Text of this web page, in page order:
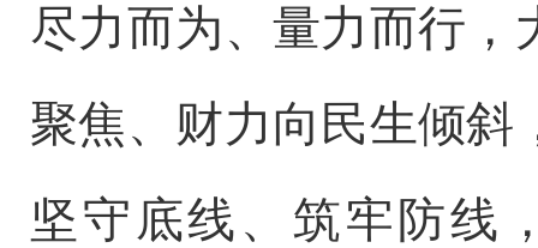
尽力而为、量力而行，
聚焦、财力向民生倾斜
坚守底线、筑牢防线